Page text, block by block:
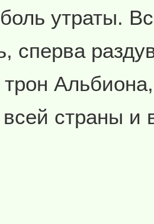
утраты.
сперва
всей страны и